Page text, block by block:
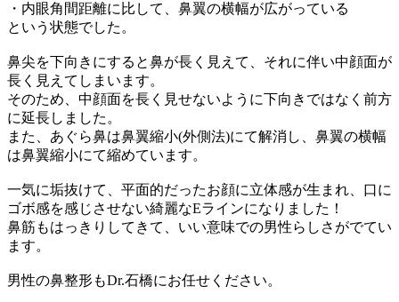
・内眼角間距離に比して、鼻翼の横幅が広がっている
という状態でした。
鼻尖を下向きにすると鼻が長く見えて、それに伴い中顔面が
長く見えてしまいます。
そのため、中顔面を長く見せないように下向きではなく前方
に延長しました。
また、あぐら鼻は鼻翼縮小(外側法)にて解消し、鼻翼の横幅
は鼻翼縮小にて縮めています。
一気に垢抜けて、平面的だったお顔に立体感が生まれ、口に
ゴボ感を感じさせない綺麗なEラインになりました！
鼻筋もはっきりしてきて、いい意味での男性らしさがでてい
ます。
男性の鼻整形もDr.石橋にお任せください。